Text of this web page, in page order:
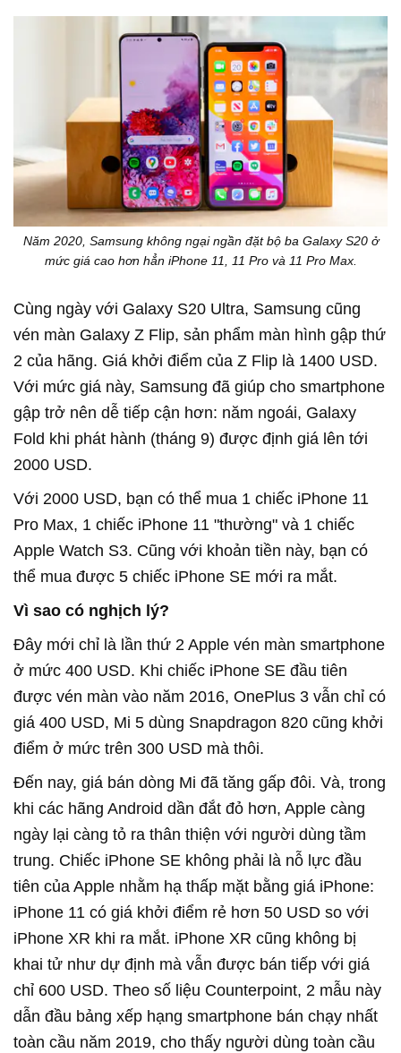
Năm 2020, Samsung không ngại ngần đặt bộ ba Galaxy S20 ở
mức giá cao hơn hẳn iPhone 11, 11 Pro và 11 Pro Max.
Cùng ngày với Galaxy S20 Ultra, Samsung cũng
vén màn Galaxy Z Flip, sản phẩm màn hình gập thứ
2 của hãng. Giá khởi điểm của Z Flip là 1400 USD.
Với mức giá này, Samsung đã giúp cho smartphone
gập trở nên dễ tiếp cận hơn: năm ngoái, Galaxy
Fold khi phát hành (tháng 9) được định giá lên tới
2000 USD.
Với 2000 USD, bạn có thể mua 1 chiếc iPhone 11
Pro Max, 1 chiếc iPhone 11 "thường" và 1 chiếc
Apple Watch S3. Cũng với khoản tiền này, bạn có
thể mua được 5 chiếc iPhone SE mới ra mắt.
Vì sao có nghịch lý?
Đây mới chỉ là lần thứ 2 Apple vén màn smartphone
ở mức 400 USD. Khi chiếc iPhone SE đầu tiên
được vén màn vào năm 2016, OnePlus 3 vẫn chỉ có
giá 400 USD, Mi 5 dùng Snapdragon 820 cũng khởi
điểm ở mức trên 300 USD mà thôi.
Đến nay, giá bán dòng Mi đã tăng gấp đôi. Và, trong
khi các hãng Android dần đắt đỏ hơn, Apple càng
ngày lại càng tỏ ra thân thiện với người dùng tầm
trung. Chiếc iPhone SE không phải là nỗ lực đầu
tiên của Apple nhằm hạ thấp mặt bằng giá iPhone:
iPhone 11 có giá khởi điểm rẻ hơn 50 USD so với
iPhone XR khi ra mắt. iPhone XR cũng không bị
khai tử như dự định mà vẫn được bán tiếp với giá
chỉ 600 USD. Theo số liệu Counterpoint, 2 mẫu này
dẫn đầu bảng xếp hạng smartphone bán chạy nhất
toàn cầu năm 2019, cho thấy người dùng toàn cầu